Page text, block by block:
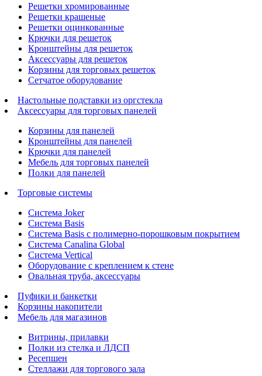
Решетки хромированные
Решетки крашеные
Решетки оцинкованные
Крючки для решеток
Кронштейны для решеток
Аксессуары для решеток
Корзины для торговых решеток
Сетчатое оборудование
Настольные подставки из оргстекла
Аксессуары для торговых панелей
Корзины для панелей
Кронштейны для панелей
Крючки для панелей
Мебель для торговых панелей
Полки для панелей
Торговые системы
Система Joker
Система Basis
Система Basis с полимерно-порошковым покрытием
Система Canalina Global
Система Vertical
Оборудование с креплением к стене
Овальная труба, аксессуары
Пуфики и банкетки
Корзины накопители
Мебель для магазинов
Витрины, прилавки
Полки из стелка и ЛДСП
Ресепшен
Стеллажи для торгового зала